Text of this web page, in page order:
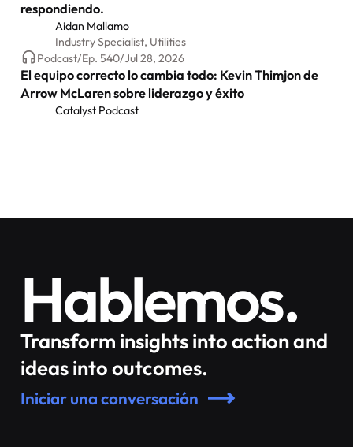
respondiendo.
Aidan Mallamo
Industry Specialist, Utilities
Podcast/Ep. 540/Jul 28, 2026
El equipo correcto lo cambia todo: Kevin Thimjon de
Arrow McLaren sobre liderazgo y éxito
Catalyst Podcast
Hablemos.
Transform insights into action and
ideas into outcomes.
Iniciar una conversación